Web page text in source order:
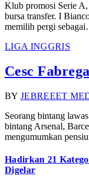
Klub promosi Serie
bursa transfer. I
memilih pergi
LIGA INGGRIS
Cesc
BY JEBREEET
Seorang bintang
bintang Arsenal,
mengumumkan
Hadirkan 21
Digelar